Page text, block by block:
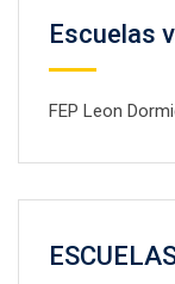
Escuelas
FEP Leon